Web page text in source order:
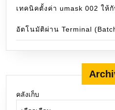
เทคนิคตั้งค่า umask 002 ให้
อัตโนมัติผ่าน Terminal
คลังเก็บ